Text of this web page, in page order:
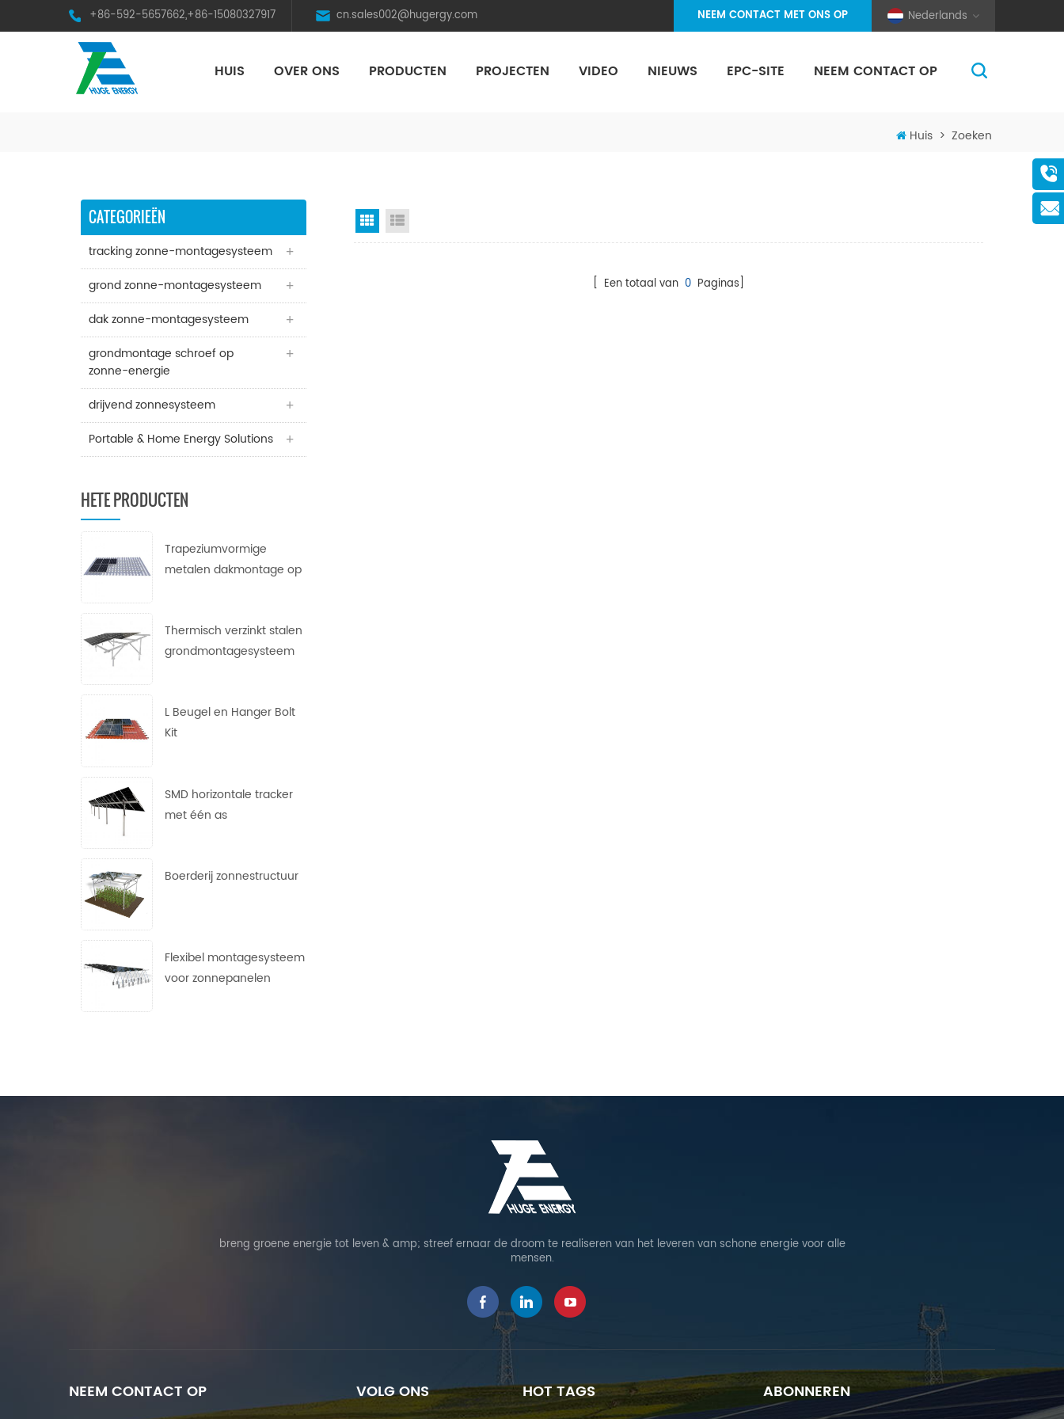
+86-592-5657662,+86-15080327917 cn.sales002@hugergy.com Nederlands
NEEM CONTACT MET ONS OP
HUIS OVER ONS PRODUCTEN PROJECTEN VIDEO NIEUWS EPC-SITE NEEM CONTACT OP
Huis > Zoeken
CATEGORIEËN
tracking zonne-montagesysteem
grond zonne-montagesysteem
dak zonne-montagesysteem
grondmontage schroef op
zonne-energie
drijvend zonnesysteem
Portable & Home Energy Solutions
HETE PRODUCTEN
Trapeziumvormige
metalen dakmontage op
Thermisch verzinkt stalen
grondmontagesysteem
L Beugel en Hanger Bolt
Kit
SMD horizontale tracker
met één as
Boerderij zonnestructuur
Flexibel montagesysteem
voor zonnepanelen
Rasterweergave
[ Een totaal van 0 Paginas]
breng groene energie tot leven & amp; streef ernaar de droom te realiseren van het leveren van schone energie voor alle
mensen.
NEEM CONTACT OP VOLG ONS HOT TAGS ABONNEREN